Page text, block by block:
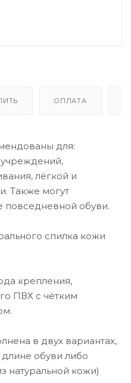
ОПЛАТА
для:
лёгкой и
Также могут
повседневной обуви.
спилка кожи
крепления,
ПВХ с чётким
в двух вариантах,
обуви либо
натуральной кожи)